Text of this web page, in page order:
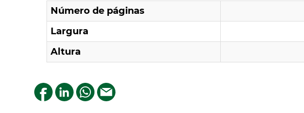
Número de páginas
Largura
Altura